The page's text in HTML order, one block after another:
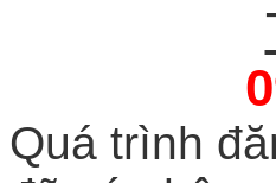
Quá trình